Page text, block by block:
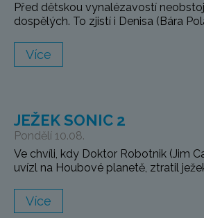
Před dětskou vynalézavostí
dospělých. To zjistí i Denisa (Bára
Více
JEŽEK SONIC 2
Pondělí 10.08.
Ve chvíli, kdy Doktor Robotnik (Jim
uvízl na Houbové planetě, ztratil
Více